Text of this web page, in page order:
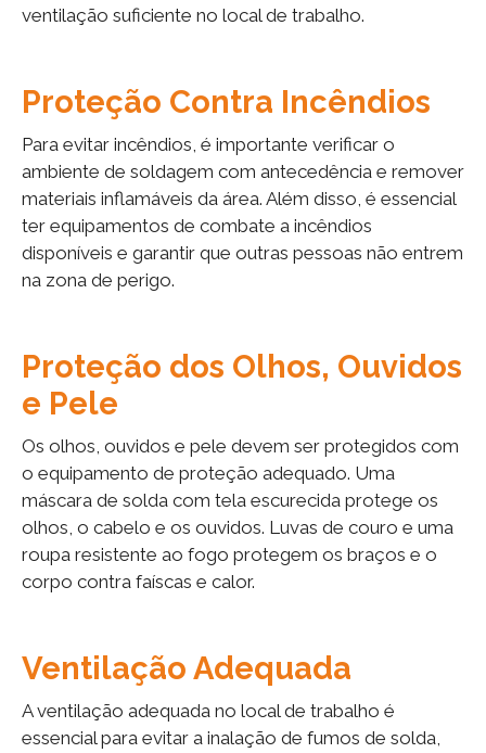
ventilação suficiente no local de trabalho.
Proteção Contra Incêndios
Para evitar incêndios, é importante verificar o
ambiente de soldagem com antecedência e remover
materiais inflamáveis da área. Além disso, é essencial
ter equipamentos de combate a incêndios
disponíveis e garantir que outras pessoas não entrem
na zona de perigo.
Proteção dos Olhos, Ouvidos
e Pele
Os olhos, ouvidos e pele devem ser protegidos com
o equipamento de proteção adequado. Uma
máscara de solda com tela escurecida protege os
olhos, o cabelo e os ouvidos. Luvas de couro e uma
roupa resistente ao fogo protegem os braços e o
corpo contra faíscas e calor.
Ventilação Adequada
A ventilação adequada no local de trabalho é
essencial para evitar a inalação de fumos de solda,